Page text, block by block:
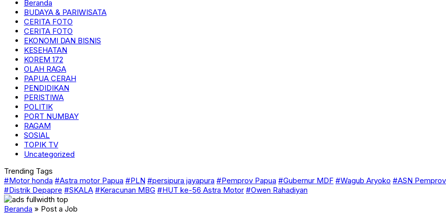
Beranda
BUDAYA & PARIWISATA
CERITA FOTO
CERITA FOTO
EKONOMI DAN BISNIS
KESEHATAN
KOREM 172
OLAH RAGA
PAPUA CERAH
PENDIDIKAN
PERISTIWA
POLITIK
PORT NUMBAY
RAGAM
SOSIAL
TOPIK TV
Uncategorized
Trending Tags
#Motor honda #Astra motor Papua #PLN #persipura jayapura #Pemprov Papua #Gubernur MDF #Wagub Aryoko #ASN
#Distrik Depapre #SKALA #Keracunan MBG #HUT ke-56 Astra Motor #Owen Rahadiyan
Beranda » Post a Job